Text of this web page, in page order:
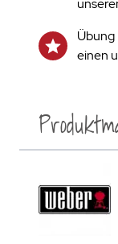
einen